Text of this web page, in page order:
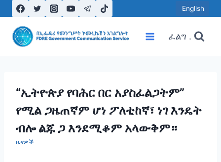
to
content
English
ፈልግ .
“ኢትዮጵያ የባሕር በር አያስፈልጋትም”
የሚል ጋዜጠኛም ሆነ ፖለቲከኛ፣ ነገ እንዴት
ብሎ ልጁ ጋ እንደሚቆም አላውቅም።
ዜናዎች